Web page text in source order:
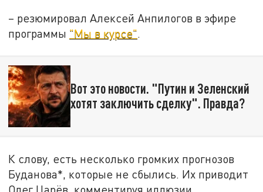
– резюмировал Алексей Анпилогов в эфире
программы "Мы в курсе".
Вот это новости. "Путин и Зеленский
хотят заключить сделку". Правда?
К слову, есть несколько громких прогнозов
Буданова*, которые не сбылись. Их приводит